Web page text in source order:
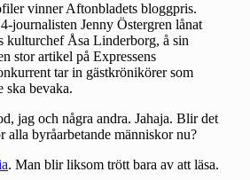
vinner Aftonbladets bloggpris.
journalisten Jenny Östergren lånat
kulturchef Åsa Linderborg, å sin
stor artikel på Expressens
tar in gästkrönikörer som
ska bevaka.
jag och några andra. Jahaja. Blir det
alla byråarbetande människor nu?
. Man blir liksom trött bara av att läsa.